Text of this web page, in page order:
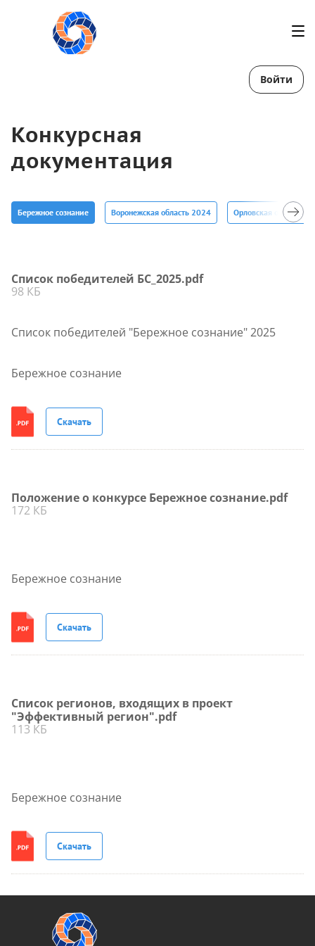
Войти
Конкурсная
документация
Бережное сознание Воронежская область 2024 Орловская область
Список победителей БС_2025.pdf
98 КБ
Список победителей "Бережное сознание" 2025
Бережное сознание
Скачать
Положение о конкурсе Бережное сознание.pdf
172 КБ
Бережное сознание
Скачать
Список регионов, входящих в проект
"Эффективный регион".pdf
113 КБ
Бережное сознание
Скачать